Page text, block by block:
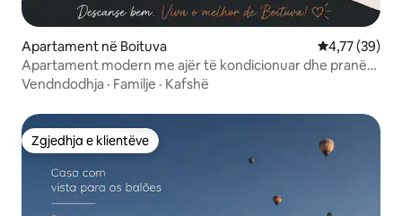
Apartament në Boituva Vlerësimi
4,77 (39)
Apartament modern me ajër të kondicionuar dhe pranë
Balonismo!
Vendndodhja · Familje · Kafshë
Zgjedhja e klientëve
Zgjedhja e klientëve